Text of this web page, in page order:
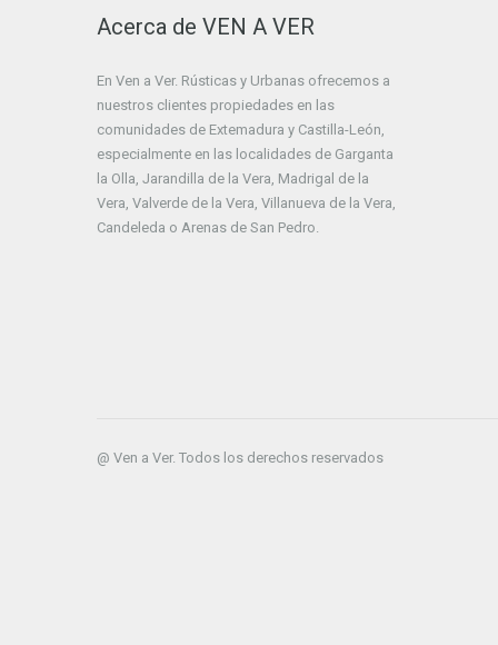
Acerca de VEN A VER
En Ven a Ver. Rústicas y Urbanas ofrecemos a
nuestros clientes propiedades en las
comunidades de Extemadura y Castilla-León,
especialmente en las localidades de Garganta
la Olla, Jarandilla de la Vera, Madrigal de la
Vera, Valverde de la Vera, Villanueva de la Vera,
Candeleda o Arenas de San Pedro.
@ Ven a Ver. Todos los derechos reservados